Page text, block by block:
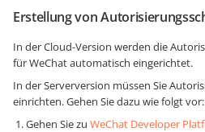
Erstellung von
In der Cloud-Version werden die
für WeChat automatisch eingerichtet.
In der Serverversion müssen Sie
einrichten. Gehen Sie dazu wie folgt vor:
Gehen Sie zu WeChat Developer